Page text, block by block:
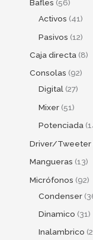
Bafles 56
Activos 41
Pasivos 12
Caja directa 8
Consolas 92
Digital 27
Mixer 51
Potenciada
Driver/Tweeter
Mangueras 13
Micrófonos 92
Condenser
Dinamico 31
Inalambrico